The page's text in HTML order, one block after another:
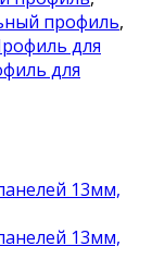
профиль,
для
для